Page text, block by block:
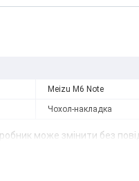
Meizu M6 Note
Чохол-накладка
може змінити без